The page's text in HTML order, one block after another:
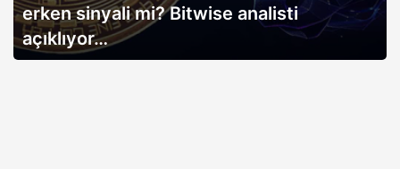
erken sinyali mi? Bitwise analisti
açıklıyor…